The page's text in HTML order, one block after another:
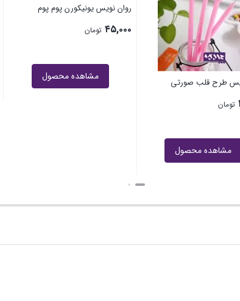
یونیکورن پوم پوم
تومان
مشاهده محصول روان نویس طرح کدو تنبل